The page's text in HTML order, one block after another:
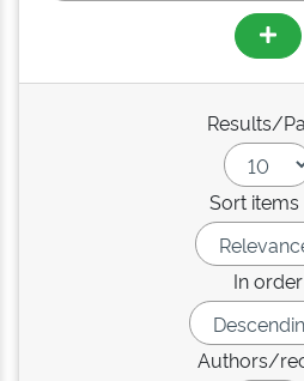
Results/
Sort
In order
Authors/